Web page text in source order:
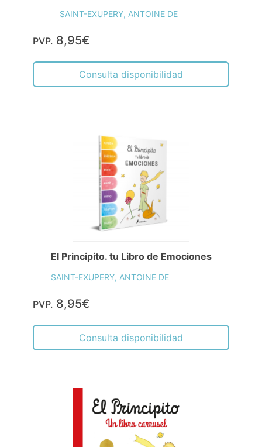
SAINT-EXUPERY, ANTOINE DE
PVP. 8,95€
Consulta disponibilidad
El Principito. tu Libro de Emociones
SAINT-EXUPERY, ANTOINE DE
PVP. 8,95€
Consulta disponibilidad